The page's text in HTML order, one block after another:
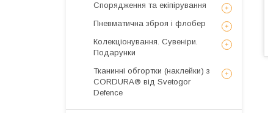
Спорядження та екіпірування
Пневматична зброя і флобер
Колекціонування. Сувеніри.
Подарунки
Тканинні обгортки (наклейки) з
CORDURA® від Svetogor
Defence